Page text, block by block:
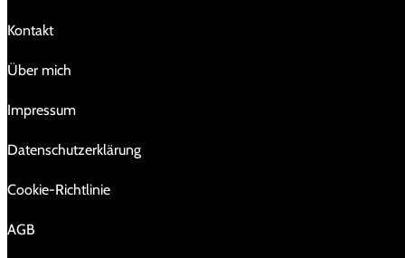
Kontakt
Über mich
Impressum
Da­ten­schutz­er­klä­rung
Cookie-Richtlinie
AGB